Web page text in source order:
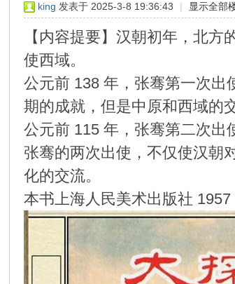
king 发表于 2025-3-8 19:36:43 | 显示全部
【内容提要】汉朝初年，北
使西域。
公元前 138 年，张骞第一次
期的成就，但是中原和西域的
公元前 115 年，张骞第二次出
张骞的两次出使，不仅使汉朝
化的交流。
本书上海人民美术出版社 1957